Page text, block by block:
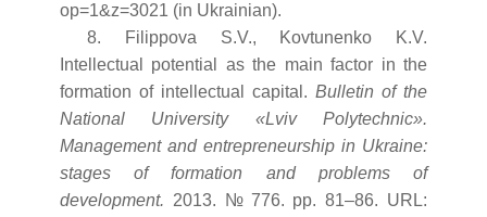
op=1&z=3021 (in Ukrainian).
8. Filippova S.V., Kovtunenko K.V.
Intellectual potential as the main factor in the
formation of intellectual capital. Bulletin of the
National University «Lviv Polytechnic».
Management and entrepreneurship in Ukraine:
stages of formation and problems of
development. 2013. № 776. pp. 81–86. URL: